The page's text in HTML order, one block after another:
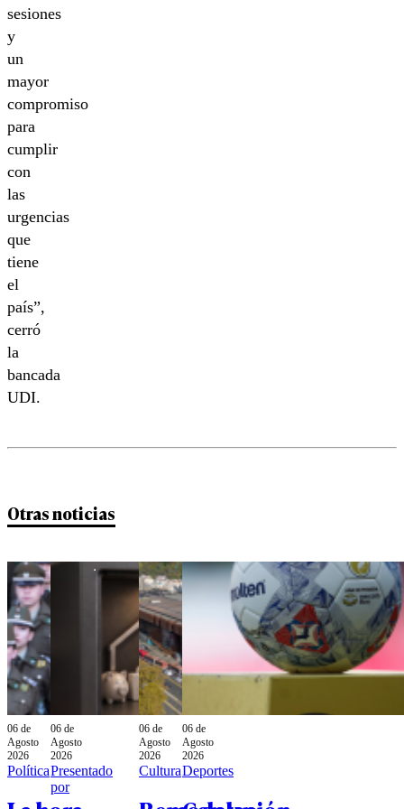
sesiones
y
un
mayor
compromiso
para
cumplir
con
las
urgencias
que
tiene
el
país”,
cerró
la
bancada
UDI.
Otras noticias
06 de
Agosto
2026
Política
06 de
Agosto
2026
Presentado
por
06 de
Agosto
2026
Cultura
06 de
Agosto
2026
Deportes